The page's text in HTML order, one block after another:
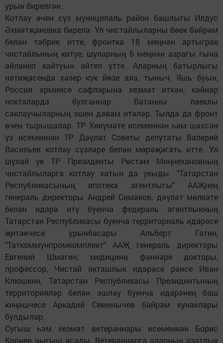
урын бирелгән.
Котлау өчен сүз муниципаль район башлыгы Илдус
Әхмәтҗановка бирелә. Ул чистайлыларны бөек бәйрәм
белән тәбрик итте, фронтка 18 меңнән артыграк
чистайлының китүе, шуларның 6 меңнән азрагы гына
әйләнеп кайтуын әйтеп үтте. Аларның батырлыгы
нәтиҗәсендә хәзер күк йөзе аяз, тыныч. Яшь буын,
Россия армиясе сафларына хезмәт иткән, кайнар
нокталарда булганнар Ватанны лаеклы
саклаучыларның эшен дәвам итәләр. Тылда да фронт
өчен тырышалар. ТР Хөкүмәте исеменнән һәм шәхсән
үз исеменнән ТР Дәүләт Советы депутаты Валерий
Васильев котлау сүзләре белән мөрәҗәгать итте. Ул
шулай ук ТР Президенты Рөстәм Миңнехановның
чистайлыларга котлау хатын да укыды. "Татарстан
Республикасының ипотека агентлыгы" ААҖнең
генераль директоры Андрей Симаков, дәүләт мөлкәте
белән идарә итү буенча федераль агентлыкның
Татарстан Республикасы буенча территориаль идарәсе
җитәкчесе урынбасары Альберт Гатин,
"Таткоммунпромкомплект" ААҖ генераль директоры
Евгений Шмагин, медицина фәннәре докторы,
профессор, Чис­тай якташлык идарәсе рәисе Иван
Клюшкин, Татарстан Республикасы Президентының
территорияләр белән эшләү буенча идарәнең баш
киңәшчесе Аркадий Семенычев бәйрәм кунак­лары
булдылар.
Сугыш һәм хезмәт ветераннары исеменнән Борис
Корнев чыгыш ясады. Ветераннарга аларның азатлык